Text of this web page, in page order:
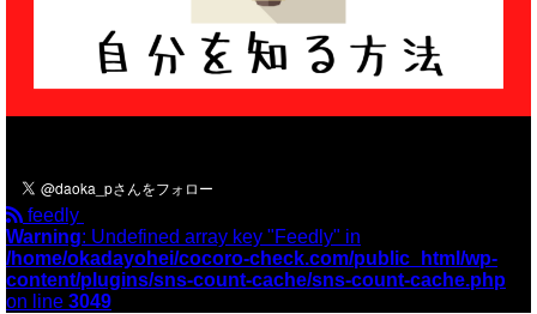
feedly
Warning: Undefined array key "Feedly" in
/home/okadayohei/cocoro-check.com/public_html/wp-
content/plugins/sns-count-cache/sns-count-cache.php
on line 3049